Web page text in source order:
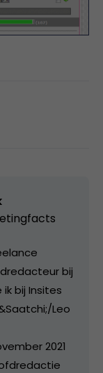
bij
bij Insites
Leo
2021